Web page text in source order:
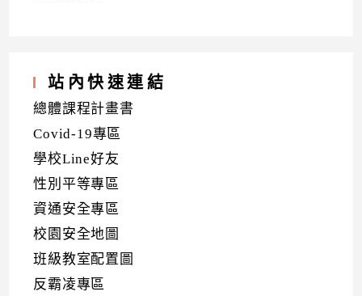
站內快速連結
總體課程計畫書
Covid-19專區
學校Line好友
性別平等專區
資通安全專區
校園安全地圖
班級教室配置圖
反霸凌專區